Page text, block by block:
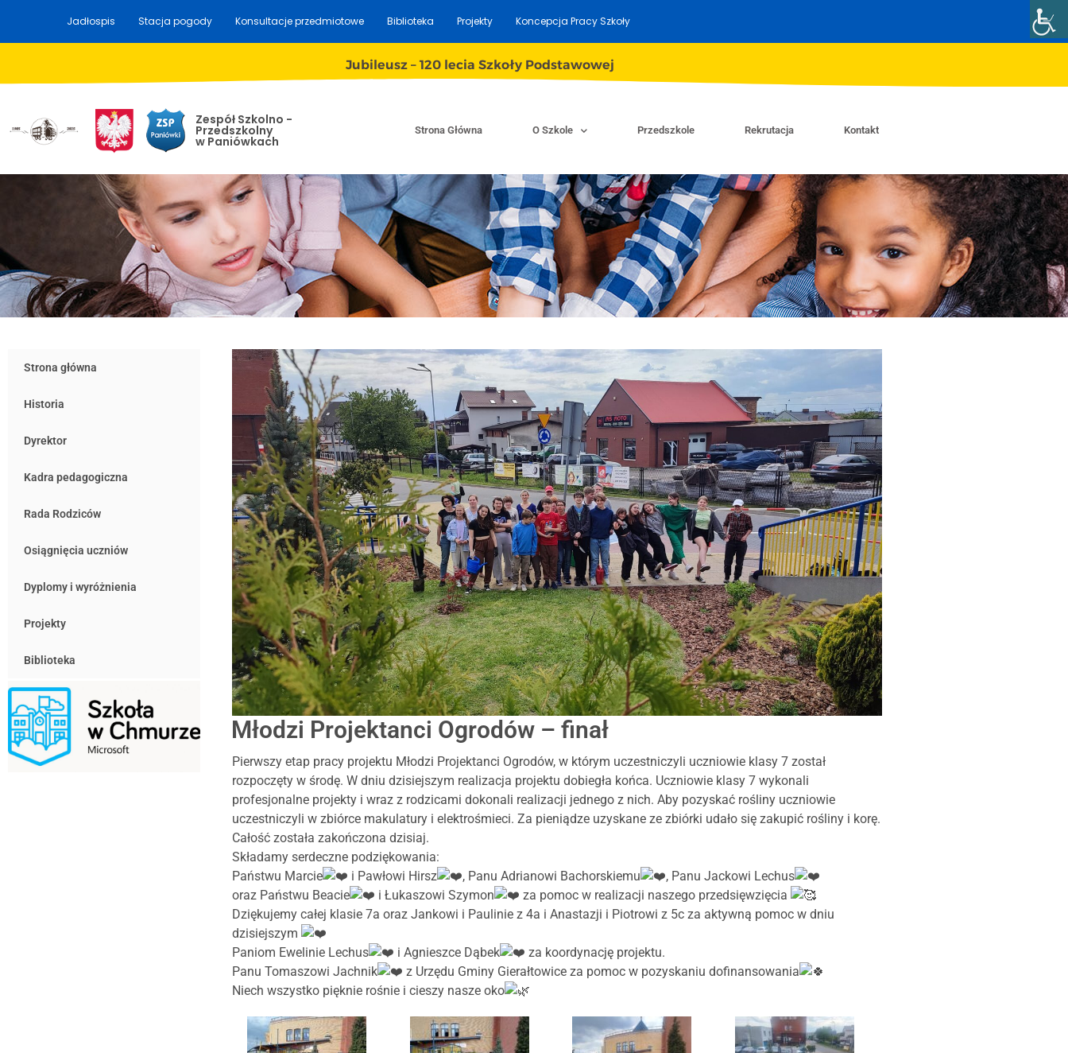
Jadłospis Stacja pogody Konsultacje przedmiotowe Biblioteka Projekty Koncepcja Pracy Szkoły
Jubileusz – 120 lecia Szkoły Podstawowej
Zespół Szkolno -
Przedszkolny
w Paniówkach
Strona Główna O Szkole Przedszkole Rekrutacja Kontakt
Strona główna
Historia
Dyrektor
Kadra pedagogiczna
Rada Rodziców
Osiągnięcia uczniów
Dyplomy i wyróżnienia
Projekty
Biblioteka
Młodzi Projektanci Ogrodów – finał
Pierwszy etap pracy projektu Młodzi Projektanci Ogrodów, w którym uczestniczyli uczniowie klasy 7 został
rozpoczęty w środę. W dniu dzisiejszym realizacja projektu dobiegła końca. Uczniowie klasy 7 wykonali
profesjonalne projekty i wraz z rodzicami dokonali realizacji jednego z nich. Aby pozyskać rośliny uczniowie
uczestniczyli w zbiórce makulatury i elektrośmieci. Za pieniądze uzyskane ze zbiórki udało się zakupić rośliny i korę.
Całość została zakończona dzisiaj.
Składamy serdeczne podziękowania:
Państwu Marcie
i Pawłowi Hirsz , Panu Adrianowi Bachorskiemu
, Panu Jackowi Lechus
oraz Państwu Beacie
i Łukaszowi Szymon
za pomoc w realizacji naszego przedsięwzięcia
Dziękujemy całej klasie 7a oraz Jankowi i Paulinie z 4a i Anastazji i Piotrowi z 5c za aktywną pomoc w dniu
dzisiejszym
Paniom Ewelinie Lechus
i Agnieszce Dąbek
za koordynację projektu.
Panu Tomaszowi Jachnik
z Urzędu Gminy Gierałtowice za pomoc w pozyskaniu dofinansowania
Niech wszystko pięknie rośnie i cieszy nasze oko